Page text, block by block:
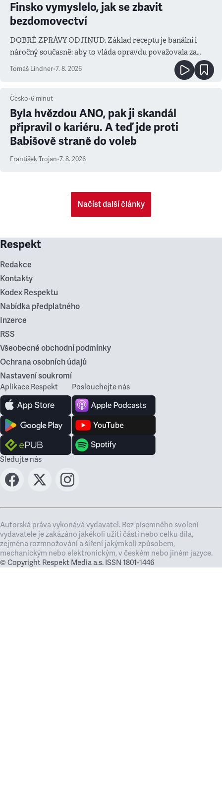
Finsko vymyslelo, jak se zbavit
bezdomovectví
DOBRÉ ZPRÁVY ODJINUD. Základ receptu je banální i
náročný současně: aby to vláda opravdu považovala za
prioritu
Tomáš Lindner•7. 8. 2026
Česko•6 minut
Byla hvězdou ANO, pak ji skandál
připravil o kariéru. A teď jde proti
Babišově straně do voleb
František Trojan•7. 8. 2026
Načíst další články
Respekt
Redakce
Kontakty
Kodex Respektu
Nabídka předplatného
Inzerce
RSS
Všeobecné obchodní podmínky
Ochrana osobních údajů
Nastavení soukromí
Aplikace Respekt Poslouchejte nás
Sledujte nás
Autorská práva vykonává vydavatel. Bez písemného svolení
vydavatele je zakázáno jakékoli užití částí nebo celku díla,
zejména rozmnožování a šíření jakýmkoli způsobem,
mechanickým nebo elektronickým, v českém nebo jiném jazyce.
© Copyright Respekt Media a.s. ISSN 1801-1446